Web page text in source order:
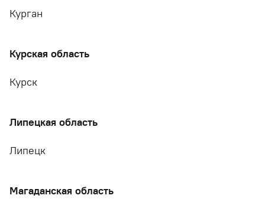
Курган
Курская область
Курск
Липецкая область
Липецк
Магаданская область